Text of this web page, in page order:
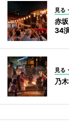
見る
赤
34
見る
乃